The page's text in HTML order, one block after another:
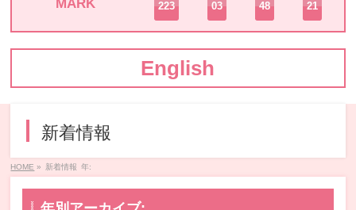
MARK
223 03 48 21
English
新着情報
HOME » 新着情報 年: